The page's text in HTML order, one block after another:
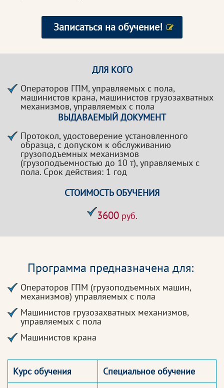
Записаться на обучение!
ДЛЯ КОГО
Операторов ГПМ, управляемых с пола,
машинистов крана, машинистов грузозахватных
механизмов, управляемых с пола
ВЫДАВАЕМЫЙ ДОКУМЕНТ
Протокол, удостоверение установленного
образца, с допуском к обслуживанию
грузоподъемных механизмов
(грузоподъемностью до 10 т), управляемых с
пола. Срок действия: 1 год
СТОИМОСТЬ ОБУЧЕНИЯ
3600руб.
Программа предназначена для:
Операторов ГПМ (грузоподъемных машин,
механизмов) управляемых с пола
Машинистов грузозахватных механизмов,
управляемых с пола
Машинистов крана
Курс обучения
Специальное обучение